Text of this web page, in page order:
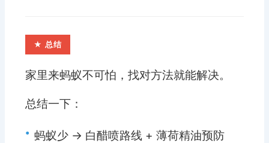
★ 总结
家里来蚂蚁不可怕，找对方法就能解决。
总结一下：
• 蚂蚁少 → 白醋喷路线 + 薄荷精油预防